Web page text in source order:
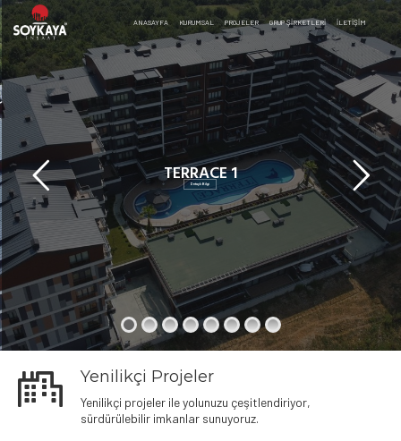
ANASAYFA KURUMSAL PROJELER GRUP ŞİRKETLERİ İLETIŞIM
TERRACE 1
Detaylı Bilgi
Yenilikçi Projeler
Yenilikçi projeler ile yolunuzu çeşitlendiriyor,
sürdürülebilir imkanlar sunuyoruz.